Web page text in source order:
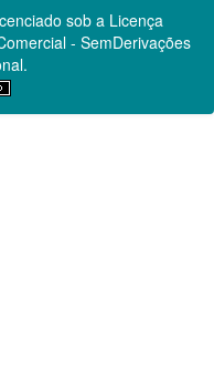
sob a Licença
- SemDerivações